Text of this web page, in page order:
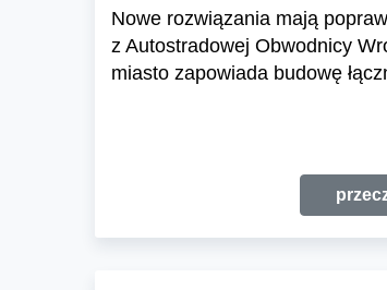
Nowe rozwiązania mają
z Autostradowej Obwodnicy
miasto zapowiada budowę